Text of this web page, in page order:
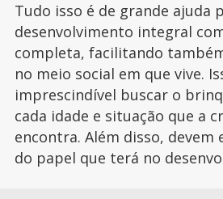
Tudo isso é de grande ajuda
desenvolvimento integral
completa, facilitando
no meio social em que vive.
imprescindível buscar o
cada idade e situação que a
encontra. Além disso, devem
do papel que terá no